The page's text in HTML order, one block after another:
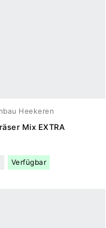
Heekeren
Mix EXTRA
Verfügbar